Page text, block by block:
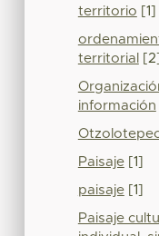
territorio [1]
territorial
[2]
información
Paisaje[1]
paisaje[1]
Paisaje